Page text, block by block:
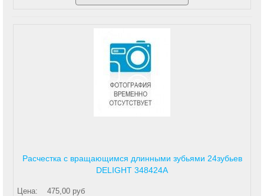
Расчестка с вращающимся длинными зубьями 24зубьев
DELIGHT 348424A
Цена: 475,00 руб